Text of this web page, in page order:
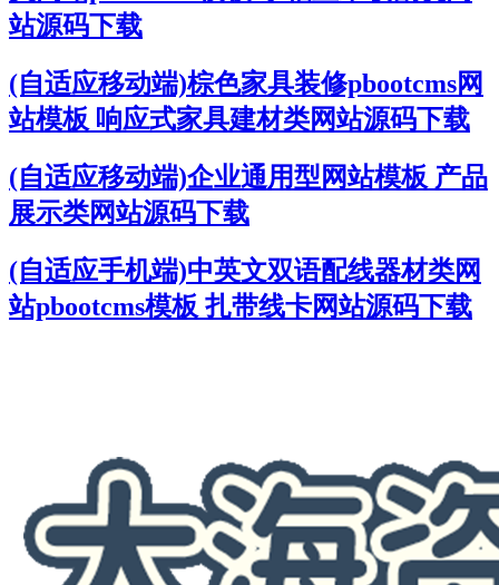
站源码下载
(自适应移动端)棕色家具装修pbootcms网
站模板 响应式家具建材类网站源码下载
(自适应移动端)企业通用型网站模板 产品
展示类网站源码下载
(自适应手机端)中英文双语配线器材类网
站pbootcms模板 扎带线卡网站源码下载